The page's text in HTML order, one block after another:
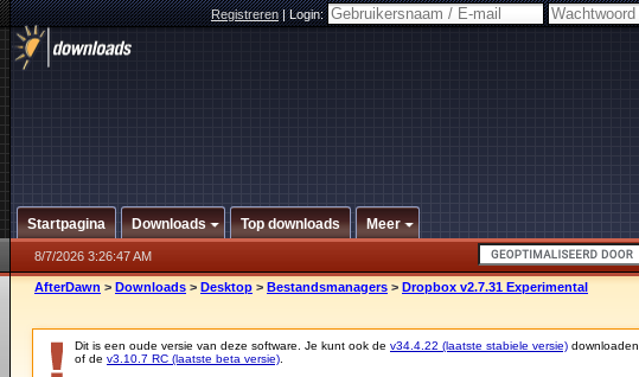
Registreren|Login:
Startpagina Downloads Top downloads Meer
8/7/2026 3:26:47 AM
AfterDawn > Downloads > Desktop > Bestandsmanagers > Dropbox v2.7.31 Experimental
Dit is een oude versie van deze software. Je kunt ook de v34.4.22 (laatste stabiele versie) downloaden.
of de v3.10.7 RC (laatste beta versie)